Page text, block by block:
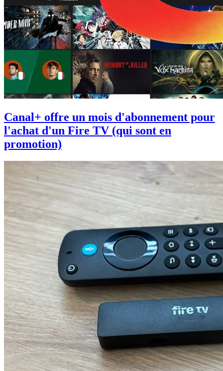
Canal+ offre un mois d'abonnement pour
l'achat d'un Fire TV (qui sont en
promotion)